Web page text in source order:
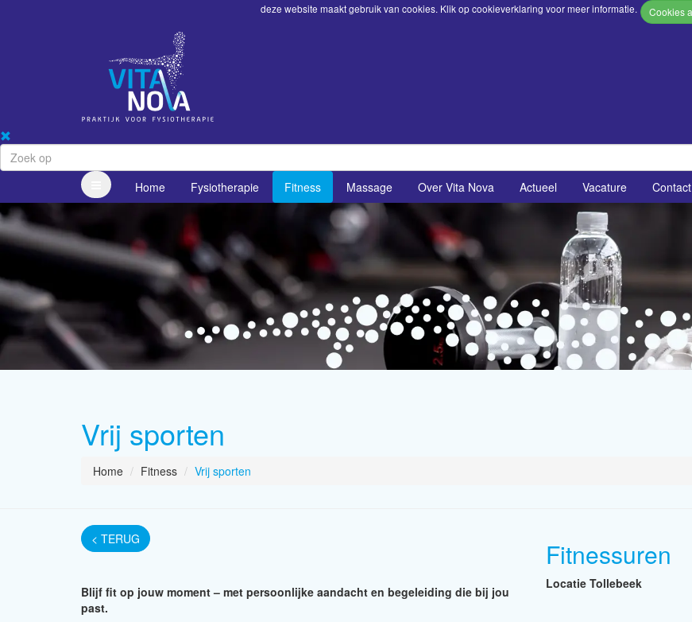
deze website maakt gebruik van cookies. Klik opcookieverklaring voor meer informatie.
Home Fysiotherapie Fitness Massage Over Vita Nova Actueel Vacature Contact
Vrij sporten
Home Fitness Vrij sporten
< TERUG
Blijf fit op jouw moment – met persoonlijke aandacht en begeleiding die bij jou
past.
Fitnessuren
Locatie Tollebeek